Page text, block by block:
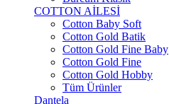
COTTON AİLESİ
Cotton Baby Soft
Cotton Gold Batik
Cotton Gold Fine Baby
Cotton Gold Fine
Cotton Gold Hobby
Tüm Ürünler
Dantela